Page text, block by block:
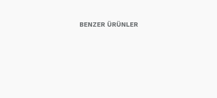
BENZER ÜRÜNLER